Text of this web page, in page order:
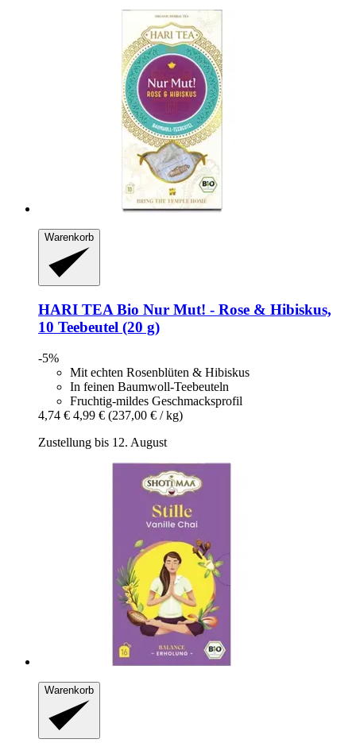
Warenkorb
HARI TEA Bio Nur Mut! -​ Rose & Hibiskus,
10 Teebeutel (20 g)
-5%
Mit echten Rosenblüten & Hibiskus
In feinen Baumwoll-Teebeuteln
Fruchtig-mildes Geschmacksprofil
4,74 € 4,99 € (237,00 € / kg)
Zustellung bis 12. August
Warenkorb